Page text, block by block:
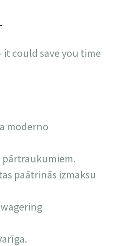
could save you time
moderno
pārtraukumiem.
paātrinās izmaksu